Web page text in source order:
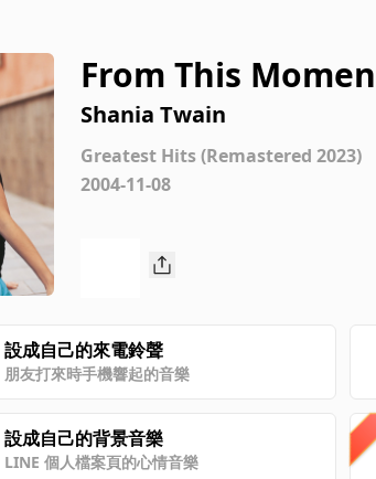
From This
Shania Twain
Greatest Hits (Remastered 2023)
2004-11-08
設成自己的來電鈴聲
朋友打來時手機響起的音樂
設成自己的背景音樂
LINE 個人檔案頁的心情音樂